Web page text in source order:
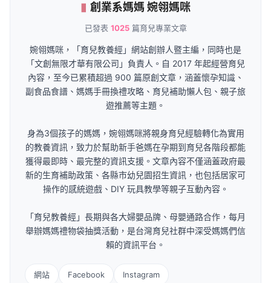
創業系媽媽 婉翎媽咪
已發表 1025篇育兒專業文章
婉翎媽咪，「育兒教養經」網站創辦人暨主編，同時也是
「文創無限才華有限公司」負責人。自 2017 年起經營育兒
內容，至今已累積超過 900 篇原創文章，涵蓋懷孕知識、
副食品食譜、媽媽手冊換禮攻略、育兒補助懶人包、親子旅
遊推薦等主題。
身為3個孩子的媽媽，婉翎媽咪將親身育兒經驗轉化為實用
的教養資訊，致力於幫助新手爸媽在孕期到育兒各階段都能
獲得最即時、最完整的資訊支援。文章內容不僅涵蓋政府最
新的生育補助政策、各縣市幼兒園招生資訊，也包括居家可
操作的感統遊戲、DIY 玩具教學等親子互動內容。
「育兒教養經」長期與各大婦嬰品牌、母嬰通路合作，每月
舉辦媽媽禮物袋抽獎活動，是台灣育兒社群中深受媽媽們信
賴的資訊平台。
網站 Facebook Instagram